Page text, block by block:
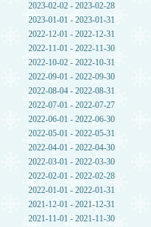
2023-02-02 - 2023-02-28
2023-01-01 - 2023-01-31
2022-12-01 - 2022-12-31
2022-11-01 - 2022-11-30
2022-10-02 - 2022-10-31
2022-09-01 - 2022-09-30
2022-08-04 - 2022-08-31
2022-07-01 - 2022-07-27
2022-06-01 - 2022-06-30
2022-05-01 - 2022-05-31
2022-04-01 - 2022-04-30
2022-03-01 - 2022-03-30
2022-02-01 - 2022-02-28
2022-01-01 - 2022-01-31
2021-12-01 - 2021-12-31
2021-11-01 - 2021-11-30